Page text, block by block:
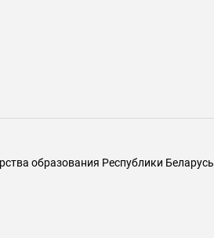
образования Республики Беларусь